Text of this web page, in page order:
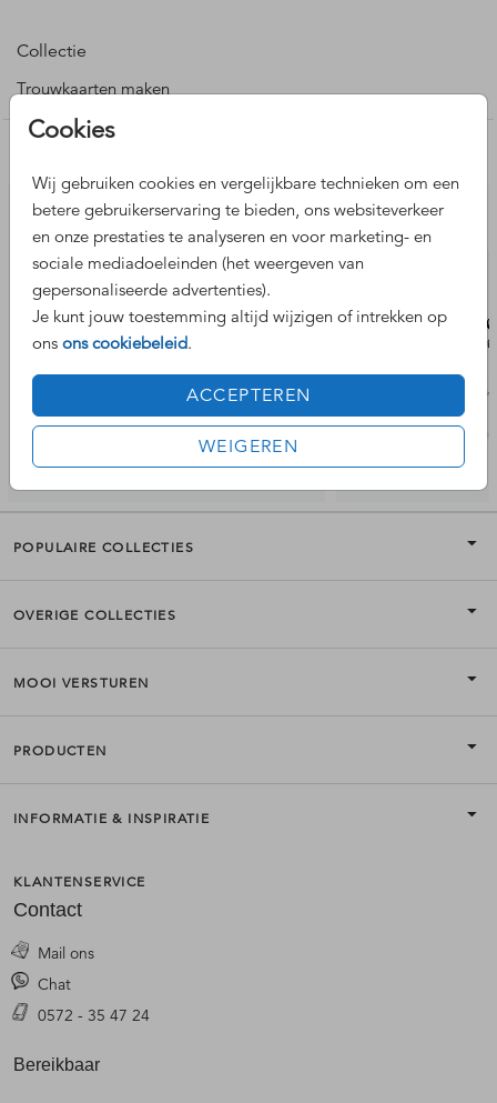
Cookies
Wij gebruiken cookies en vergelijkbare technieken om een
betere gebruikerservaring te bieden, ons websiteverkeer
en onze prestaties te analyseren en voor marketing- en
sociale mediadoeleinden (het weergeven van
gepersonaliseerde advertenties).
Je kunt jouw toestemming altijd wijzigen of intrekken op
ons ons cookiebeleid.
ACCEPTEREN
WEIGEREN
Collectie
Trouwkaarten maken
POPULAIRE COLLECTIES
OVERIGE COLLECTIES
MOOI VERSTUREN
PRODUCTEN
INFORMATIE & INSPIRATIE
KLANTENSERVICE
Contact
Mail ons
Chat
0572 - 35 47 24
Bereikbaar